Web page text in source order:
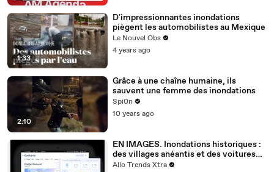
1:33
D'impressionnantes inondations
piègent les automobilistes au Mexique
Le Nouvel Obs
4 years ago
2:10
Grâce à une chaîne humaine, ils
sauvent une femme des inondations
Spi0n
10 years ago
EN IMAGES. Inondations historiques :
des villages anéantis et des voitures
balayées dans le sud-est de l'Espagne
Allo Trends Xtra